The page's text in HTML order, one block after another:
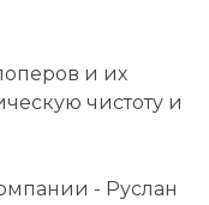
и их
чистоту и
- Руслан